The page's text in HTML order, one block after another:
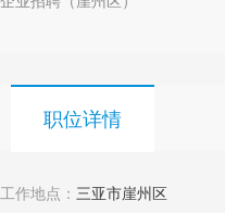
职位详情
工作地点： 三亚市崖州区